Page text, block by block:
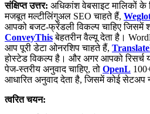
संक्षिप्त उत्तर: अधिकांश वेबसाइट मालिकों
मजबूत मल्टीलिंगुअल SEO चाहते हैं,
आपको बजट-फ्रेंडली विकल्प चाहिए जिसमें
ConveyThisबेहतरीन वैल्यू देता है।
आप पूरी डेटा ओनरशिप चाहते हैं,
होस्टेड विकल्प है। और अगर आपको रिसर्च
पेज-स्तरीय अनुवाद चाहिए, तो OpenL
आधारित अनुवाद देता है, जिसमें कोई सेटअप
त्वरित चयन: